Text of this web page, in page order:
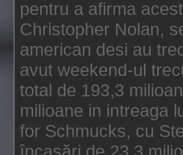
pentru a afirma
Christopher Nolan,
american desi au
avut weekend-ul
total de 193,3
milioane in intreaga
for Schmucks, cu